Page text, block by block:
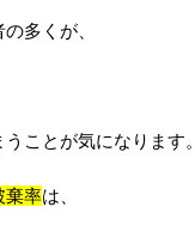
多くが、
ことが気になります。
棄率は、